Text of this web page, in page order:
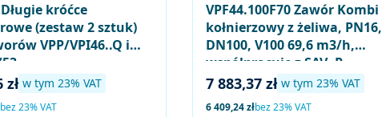
króćce
(zestaw 2 sztuk)
VPP/VPI46..Q i
zł w tym %s VAT
w tym 23% VAT
bez 23% VAT
VPF44.100F70 Zawór Kombi
kołnierzowy z żeliwa, PN16,
DN100, V100 69,6 m3/h,
współpracuje z SAV..P..,
SQV..P..
Cena brutto
7 883,37 zł w tym %s VAT
w tym 23% VAT
Cena netto
6 409,24 złbez 23% VAT